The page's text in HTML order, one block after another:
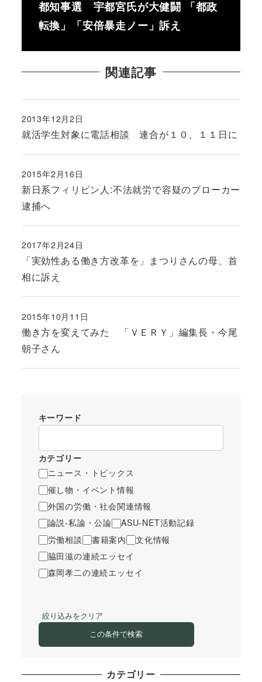
都知事選 宇都宮氏が大健闘 「都政
転換」「安倍暴走ノー」訴え
関連記事
就活学生対象に電話相談 連合が１０、１１日に
投稿日
2013年12月2日
新日系フィリピン人:不法就労で容疑のブローカー
逮捕へ
投稿日
2015年2月16日
「実効性ある働き方改革を」まつりさんの母、首
相に訴え
投稿日
2017年2月24日
働き方を変えてみた 「ＶＥＲＹ」編集長・今尾
朝子さん
投稿日
2015年10月11日
キーワード
カテゴリー
ニュース・トピックス
催し物・イベント情報
外国の労働・社会関連情報
論説-私論・公論
ASU-NET活動記録
労働相談
書籍案内
文化情報
脇田滋の連続エッセイ
森岡孝二の連続エッセイ
絞り込みをクリア
この条件で検索
カテゴリー